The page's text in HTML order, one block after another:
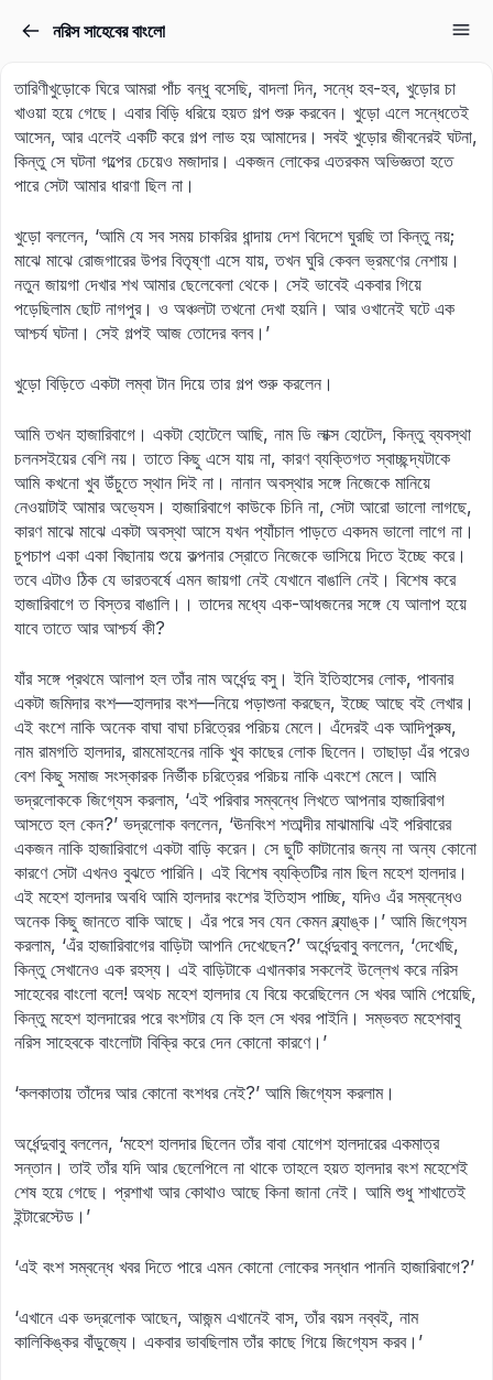
নরিস সাহেবের বাংলো
তারিণীখুড়োকে ঘিরে আমরা পাঁচ বন্ধু বসেছি, বাদলা দিন, সন্ধে হব-হব, খুড়োর চা
খাওয়া হয়ে গেছে। এবার বিড়ি ধরিয়ে হয়ত গল্প শুরু করবেন। খুড়ো এলে সন্ধেতেই
আসেন, আর এলেই একটি করে গল্প লাভ হয় আমাদের। সবই খুড়োর জীবনেরই ঘটনা,
কিন্তু সে ঘটনা গল্পের চেয়েও মজাদার। একজন লোকের এতরকম অভিজ্ঞতা হতে
পারে সেটা আমার ধারণা ছিল না।
খুড়ো বললেন, ‘আমি যে সব সময় চাকরির ধান্দায় দেশ বিদেশে ঘুরছি তা কিন্তু নয়;
মাঝে মাঝে রোজগারের উপর বিতৃষ্ণা এসে যায়, তখন ঘুরি কেবল ভ্রমণের নেশায়।
নতুন জায়গা দেখার শখ আমার ছেলেবেলা থেকে। সেই ভাবেই একবার গিয়ে
পড়েছিলাম ছোট নাগপুর। ও অঞ্চলটা তখনো দেখা হয়নি। আর ওখানেই ঘটে এক
আশ্চর্য ঘটনা। সেই গল্পই আজ তোদের বলব।’
খুড়ো বিড়িতে একটা লম্বা টান দিয়ে তার গল্প শুরু করলেন।
আমি তখন হাজারিবাগে। একটা হোটেলে আছি, নাম ডি লাক্স হোটেল, কিন্তু ব্যবস্থা
চলনসইয়ের বেশি নয়। তাতে কিছু এসে যায় না, কারণ ব্যক্তিগত স্বাচ্ছন্দ্যটাকে
আমি কখনো খুব উঁচুতে স্থান দিই না। নানান অবস্থার সঙ্গে নিজেকে মানিয়ে
নেওয়াটাই আমার অভ্যেস। হাজারিবাগে কাউকে চিনি না, সেটা আরো ভালো লাগছে,
কারণ মাঝে মাঝে একটা অবস্থা আসে যখন প্যাঁচাল পাড়তে একদম ভালো লাগে না।
চুপচাপ একা একা বিছানায় শুয়ে কল্পনার স্রোতে নিজেকে ভাসিয়ে দিতে ইচ্ছে করে।
তবে এটাও ঠিক যে ভারতবর্ষে এমন জায়গা নেই যেখানে বাঙালি নেই। বিশেষ করে
হাজারিবাগে ত বিস্তর বাঙালি।। তাদের মধ্যে এক-আধজনের সঙ্গে যে আলাপ হয়ে
যাবে তাতে আর আশ্চর্য কী?
যাঁর সঙ্গে প্রথমে আলাপ হল তাঁর নাম অর্ধেন্দু বসু। ইনি ইতিহাসের লোক, পাবনার
একটা জমিদার বংশ—হালদার বংশ—নিয়ে পড়াশুনা করছেন, ইচ্ছে আছে বই লেখার।
এই বংশে নাকি অনেক বাঘা বাঘা চরিত্রের পরিচয় মেলে। এঁদেরই এক আদিপুরুষ,
নাম রামগতি হালদার, রামমোহনের নাকি খুব কাছের লোক ছিলেন। তাছাড়া এঁর পরেও
বেশ কিছু সমাজ সংস্কারক নির্ভীক চরিত্রের পরিচয় নাকি এবংশে মেলে। আমি
ভদ্রলোককে জিগ্যেস করলাম, ‘এই পরিবার সম্বন্ধে লিখতে আপনার হাজারিবাগ
আসতে হল কেন?’ ভদ্রলোক বললেন, ‘ঊনবিংশ শতাব্দীর মাঝামাঝি এই পরিবারের
একজন নাকি হাজারিবাগে একটা বাড়ি করেন। সে ছুটি কাটানোর জন্য না অন্য কোনো
কারণে সেটা এখনও বুঝতে পারিনি। এই বিশেষ ব্যক্তিটির নাম ছিল মহেশ হালদার।
এই মহেশ হালদার অবধি আমি হালদার বংশের ইতিহাস পাচ্ছি, যদিও এঁর সম্বন্ধেও
অনেক কিছু জানতে বাকি আছে। এঁর পরে সব যেন কেমন ব্ল্যাঙ্ক।’ আমি জিগ্যেস
করলাম, ‘এঁর হাজারিবাগের বাড়িটা আপনি দেখেছেন?’ অর্ধেন্দুবাবু বললেন, ‘দেখেছি,
কিন্তু সেখানেও এক রহস্য। এই বাড়িটাকে এখানকার সকলেই উল্লেখ করে নরিস
সাহেবের বাংলো বলে! অথচ মহেশ হালদার যে বিয়ে করেছিলেন সে খবর আমি পেয়েছি,
কিন্তু মহেশ হালদারের পরে বংশটার যে কি হল সে খবর পাইনি। সম্ভবত মহেশবাবু
নরিস সাহেবকে বাংলোটা বিক্রি করে দেন কোনো কারণে।’
‘কলকাতায় তাঁদের আর কোনো বংশধর নেই?’ আমি জিগ্যেস করলাম।
অর্ধেন্দুবাবু বললেন, ‘মহেশ হালদার ছিলেন তাঁর বাবা যোগেশ হালদারের একমাত্র
সন্তান। তাই তাঁর যদি আর ছেলেপিলে না থাকে তাহলে হয়ত হালদার বংশ মহেশেই
শেষ হয়ে গেছে। প্রশাখা আর কোথাও আছে কিনা জানা নেই। আমি শুধু শাখাতেই
ইন্টারেস্টেড।’
‘এই বংশ সম্বন্ধে খবর দিতে পারে এমন কোনো লোকের সন্ধান পাননি হাজারিবাগে?’
‘এখানে এক ভদ্রলোক আছেন, আজন্ম এখানেই বাস, তাঁর বয়স নব্বই, নাম
কালিকিঙ্কর বাঁড়ুজ্যে। একবার ভাবছিলাম তাঁর কাছে গিয়ে জিগ্যেস করব।’
Sign in
Don’t have an account? Sign up
Remember me Lost your password?